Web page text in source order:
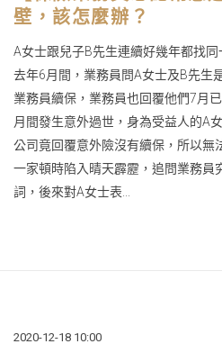
壁，該怎麼辦？
A女士跟兒子B先生連續好幾年都找
去年6月間，業務員問A女士及B先生
業務員續保，業務員也回覆他們7月
月間發生意外過世，身為受益人的A
公司竟回覆意外險沒有續保，所以無
一家頓時陷入晴天霹靂，追問業務員
詞，後來對A女士表...
2020-12-18 10:00